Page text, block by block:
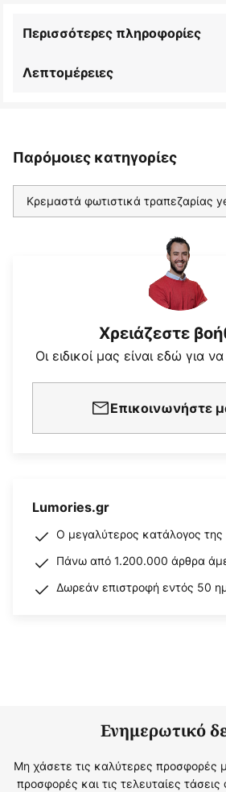
Λεπτομέρειες
Περισσότερες πληροφορίες
Παρόμοιες κατηγορίες
Κρεμαστά φωτιστικά τραπεζαρίας
Χρειάζεστε
Οι ειδικοί μας είναι εδώ για
Επικοινωνήστε
Lumories.gr
Ο μεγαλύτερος κατάλογος
Πάνω από 1.200.000 άρθρα
Δωρεάν επιστροφή εντός 50
Ενημερωτικό
Μη χάσετε τις καλύτερες προσφορές
προσφορές και τις τελευταίες